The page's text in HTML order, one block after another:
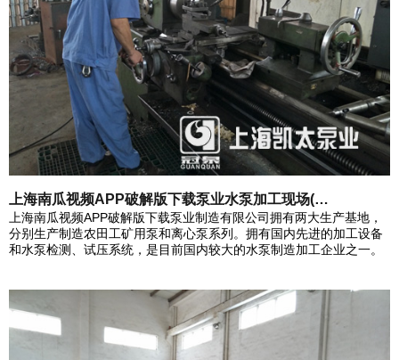
上海南瓜视频APP破解版下载泵业水泵加工现场(…
上海南瓜视频APP破解版下载泵业制造有限公司拥有两大生产基地，
分别生产制造农田工矿用泵和离心泵系列。拥有国内先进的加工设备
和水泵检测、试压系统，是目前国内较大的水泵制造加工企业之一。